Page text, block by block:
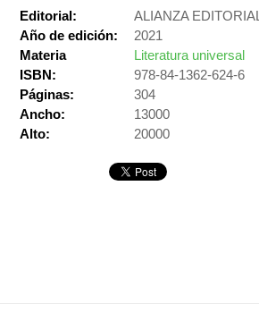
Editorial:
ALIANZA EDITORIAL
Año de edición:
2021
Materia
Literatura universal
ISBN:
978-84-1362-624-6
Páginas:
304
Ancho:
13000
Alto:
20000